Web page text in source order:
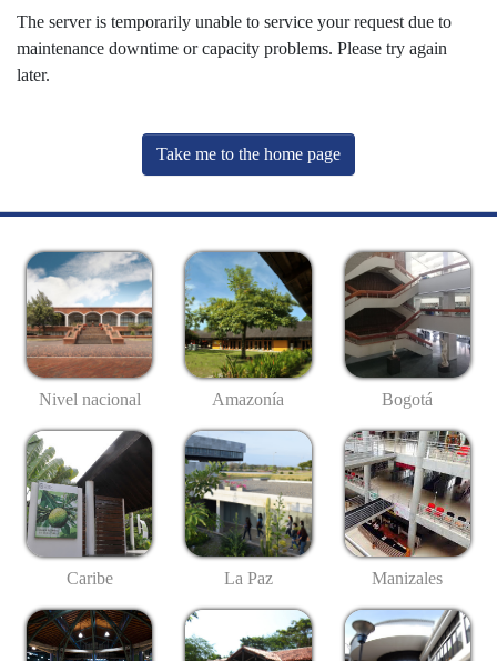
The server is temporarily unable to service your request due to
maintenance downtime or capacity problems. Please try again
later.
Take me to the home page
Nivel nacional Amazonía Bogotá
Caribe La Paz Manizales